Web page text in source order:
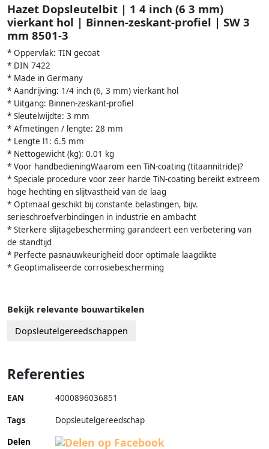
Hazet Dopsleutelbit | 1 4 inch (6 3 mm)
vierkant hol | Binnen-zeskant-profiel | SW 3
mm 8501-3
* Oppervlak: TIN gecoat
* DIN 7422
* Made in Germany
* Aandrijving: 1/4 inch (6, 3 mm) vierkant hol
* Uitgang: Binnen-zeskant-profiel
* Sleutelwijdte: 3 mm
* Afmetingen / lengte: 28 mm
* Lengte l1: 6.5 mm
* Nettogewicht (kg): 0.01 kg
* Voor handbedieningWaarom een TiN-coating (titaannitride)?
* Speciale procedure voor zeer harde TiN-coating bereikt extreem
hoge hechting en slijtvastheid van de laag
* Optimaal geschikt bij constante belastingen, bijv.
serieschroefverbindingen in industrie en ambacht
* Sterkere slijtagebescherming garandeert een verbetering van
de standtijd
* Perfecte pasnauwkeurigheid door optimale laagdikte
* Geoptimaliseerde corrosiebescherming
Bekijk relevante bouwartikelen
Dopsleutelgereedschappen
Referenties
EAN 4000896036851
Tags
Dopsleutelgereedschap
Delen